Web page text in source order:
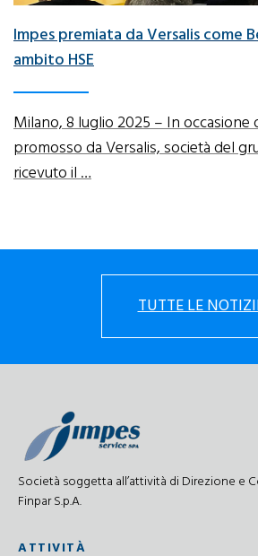
Impes premiata da Versalis come
ambito HSE
Milano, 8 luglio 2025 – In occasione
promosso da Versalis, società del
ricevuto il …
TUTTE LE
Società soggetta all’attività di Direzione e
Finpar S.p.A.
ATTIVITÀ